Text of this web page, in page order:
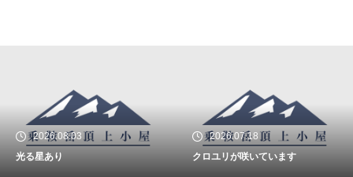
2026.08.03
光る星あり
2026.07.18
クロユリが咲いています